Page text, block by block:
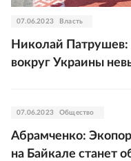
07.06.2023 Власть
Николай
вокруг Украины
07.06.2023 Общество
Абрамченко:
на Байкале станет